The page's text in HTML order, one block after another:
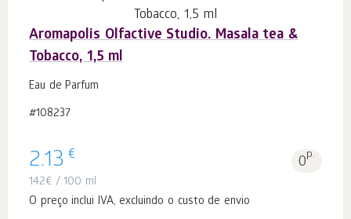
Aromapolis Olfactive Studio. Masala tea &
Tobacco, 1,5 ml
Eau de Parfum
#108237
2.13 € 0p.
142€ / 100 ml
O preço inclui IVA, excluindo o custo de envio